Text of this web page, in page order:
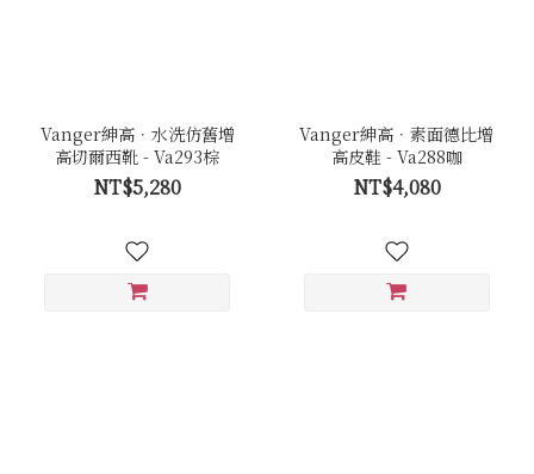
Vanger紳高．水洗仿舊增
高切爾西靴 - Va293棕
NT$5,280
Vanger紳高．素面德比增
高皮鞋 - Va288咖
NT$4,080